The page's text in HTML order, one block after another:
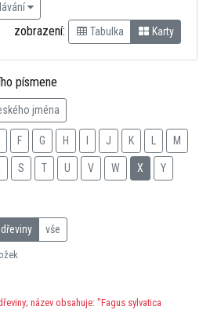
zobrazení: Tabulka Karty
písmene
jména
F G H J K M
S T U V W X Y
vše
název obsahuje: "Fagus sylvatica